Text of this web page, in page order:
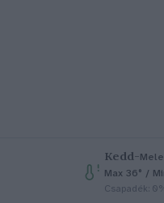
Kedd–
Max 36° /
Csapadék: